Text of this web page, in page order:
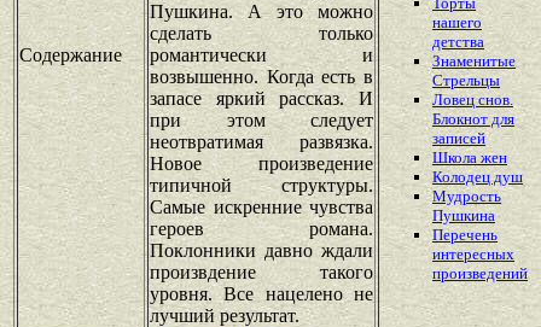
Содержание
Пушкина. А это можно
сделать только
романтически и
возвышенно. Когда есть в
запасе яркий рассказ. И
при этом следует
неотвратимая развязка.
Новое произведение
типичной структуры.
Самые искренние чувства
героев романа.
Поклонники давно ждали
произвдение такого
уровня. Все нацелено не
лучший результат.
нашего
детства
Знаменитые
Стрельцы
Ловец снов.
Блокнот для
записей
Школа жен
Колодец душ
Мудрость
Пушкина
Перечень
интересных
произведений